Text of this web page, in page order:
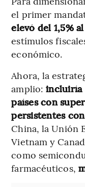
el primer
elevó del 1,5%
estímulos
económico.
Ahora, la
amplio:incluiría
países con
persistentes
China, la Unión
Vietnam y
como
farmacéuticos,